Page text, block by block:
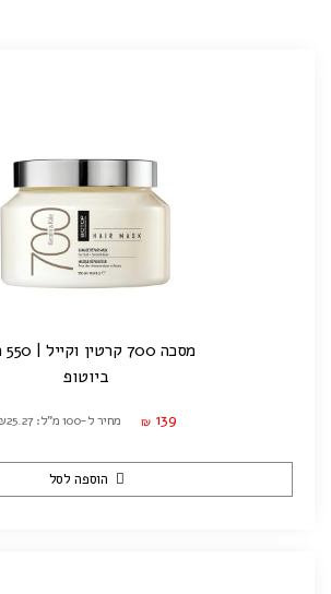
מסכה 700 קרטין וקייל | 550 מ"ל
ביוטופ
₪ 139 מחיר ל-100 מ"ל: ₪25.27
הוספה לסל